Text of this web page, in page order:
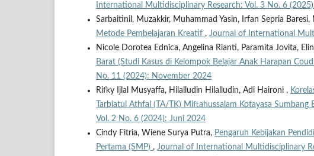
International Multidisciplinary Research: Vol. 3 No. 6
Sarbaitinil, Muzakkir, Muhammad Yasin, Irfan Sepria
Metode Pembelajaran Kreatif , Journal of International
Nicole Dorotea Ednica, Angelina Rianti, Paramita Jovita,
Barat (Studi Kasus di Kelompok Belajar Anak Harapan
No. 11 (2024): November 2024
Rifky Ijlal Musyaffa, Hilalludin Hilalludin, Adi Haironi ,
Tarbiatul Athfal (TA/TK) Miftahussalam Kotayasa Sumbang
Vol. 2 No. 6 (2024): Juni 2024
Cindy Fitria, Wiene Surya Putra, Pengaruh Kebijakan
Pertama (SMP) , Journal of International Multidisciplinary